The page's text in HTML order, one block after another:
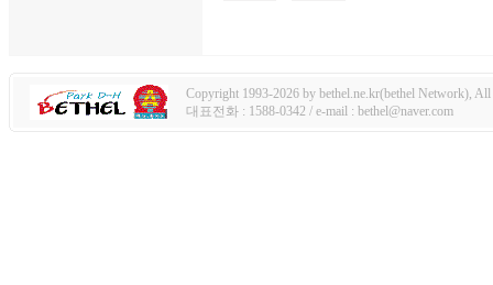
Copyright 1993-2026 by bethel.ne.kr(bethel Network), All
대표전화 : 1588-0342 / e-mail : bethel@naver.com